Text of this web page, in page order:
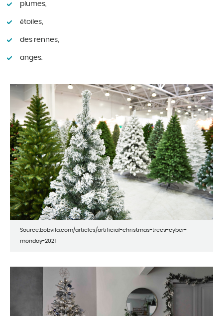
plumes,
étoiles,
des rennes,
anges.
Source:bobvila.com/articles/artificial-christmas-trees-cyber-
monday-2021